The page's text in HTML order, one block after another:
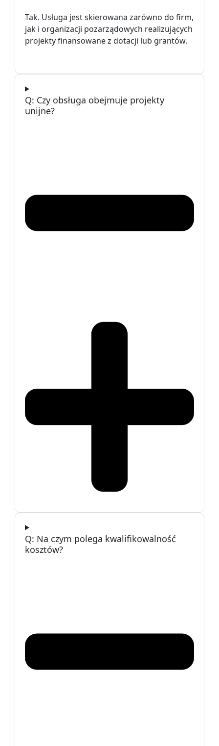
Tak. Usługa jest skierowana zarówno do firm,
jak i organizacji pozarządowych realizujących
projekty finansowane z dotacji lub grantów.
Czy obsługa obejmuje projekty
unijne?
Na czym polega kwalifikowalność
kosztów?